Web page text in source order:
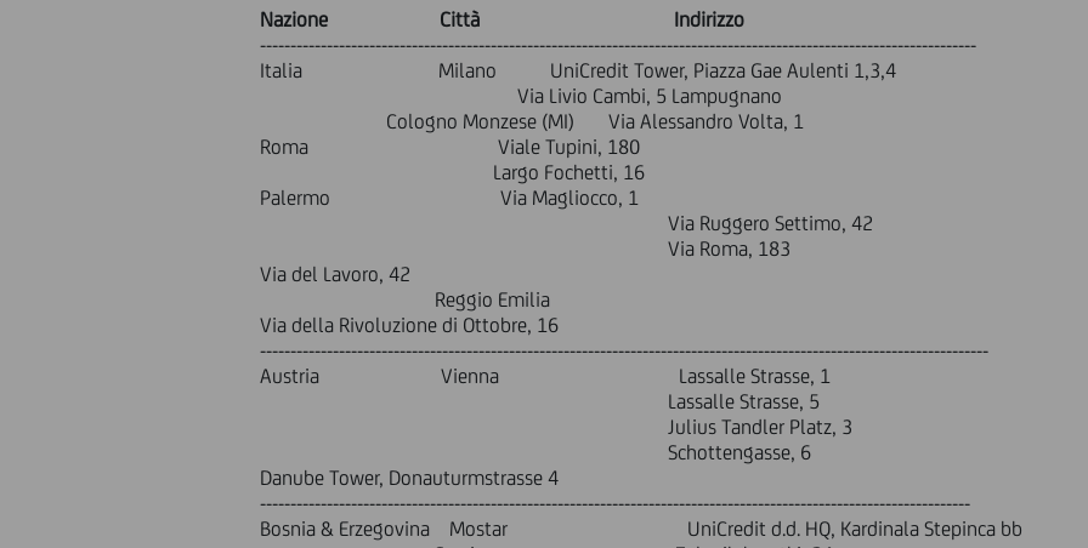
Nazione Città Indirizzo
----------------------------------------------------------------------------------------------------------------------
Italia Milano UniCredit Tower, Piazza Gae Aulenti 1,3,4
Via Livio Cambi, 5 Lampugnano
Cologno Monzese (MI) Via Alessandro Volta, 1
Roma Viale Tupini, 180
Largo Fochetti, 16
Palermo Via Magliocco, 1
Via Ruggero Settimo, 42
Via Roma, 183
Via del Lavoro, 42
Reggio Emilia
Via della Rivoluzione di Ottobre, 16
------------------------------------------------------------------------------------------------------------------------
Austria Vienna Lassalle Strasse, 1
Lassalle Strasse, 5
Julius Tandler Platz, 3
Danube Tower, Donauturmstrasse 4
---------------------------------------------------------------------------------------------------------------------
Bosnia & Erzegovina Mostar UniCredit d.d. HQ, Kardinala Stepinca bb